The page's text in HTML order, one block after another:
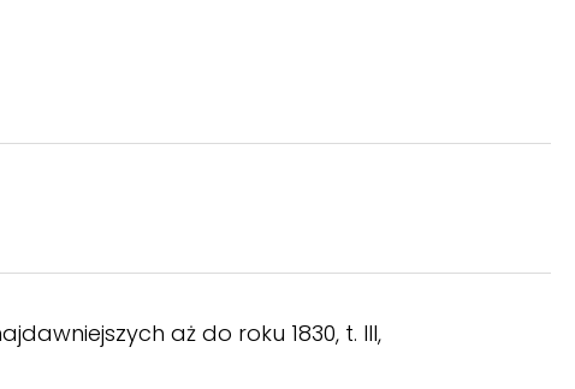
aż do roku 1830, t. III,